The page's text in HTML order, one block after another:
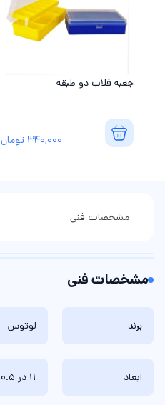
جعبه قلاب دو طبقه
340,000 تومان
مشخصات فنی
مشخصات فنی
برند لوتوس
ابعاد 11 در 10.5 در 3.5 سانتی‌متر